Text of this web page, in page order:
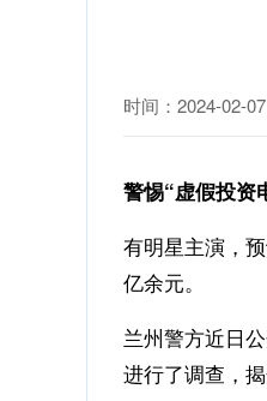
时间：2024-02-
警惕“虚假投资
有明星主演，
亿余元。
兰州警方近日
进行了调查，揭